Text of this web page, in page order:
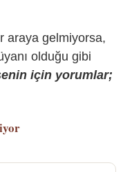
araya gelmiyorsa,
olduğu gibi
için yorumlar;